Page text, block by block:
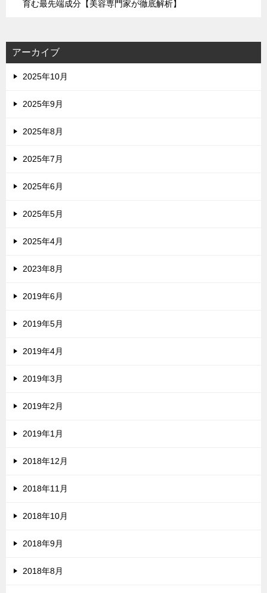
育む最先端成分【美容専門家が徹底解析】
アーカイブ
2025年10月
2025年9月
2025年8月
2025年7月
2025年6月
2025年5月
2025年4月
2023年8月
2019年6月
2019年5月
2019年4月
2019年3月
2019年2月
2019年1月
2018年12月
2018年11月
2018年10月
2018年9月
2018年8月